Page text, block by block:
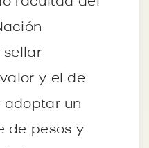
sellar
y el de
adoptar un
de pesos y